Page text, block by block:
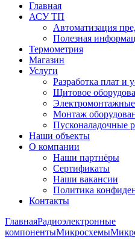
Главная
АСУ ТП
Автоматизация
Полезная
Термометрия
Магазин
Услуги
Разработка плат и
Щитовое
Монтаж
Пусконаладочные
Наши объекты
О компании
Наши партнёры
Сертификаты
Наши вакансии
Политика
Контакты
ГлавнаяРадиоэлектронные
компонентыМикросхемы